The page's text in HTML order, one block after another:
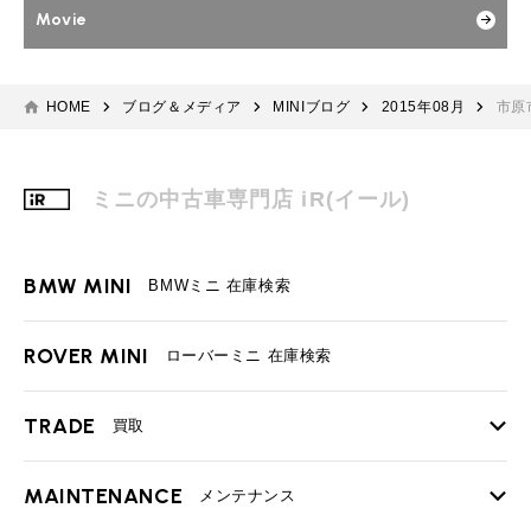
Movie
HOME ブログ＆メディア MINIブログ 2015年08月 市原
ミニの中古車専門店 iR(イール)
BMW MINI BMWミニ 在庫検索
ROVER MINI ローバーミニ 在庫検索
TRADE 買取
TOP
MAINTENANCE メンテナンス